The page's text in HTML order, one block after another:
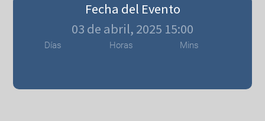
Fecha del Evento
03 de abril, 2025 15:00
Días Horas Mins